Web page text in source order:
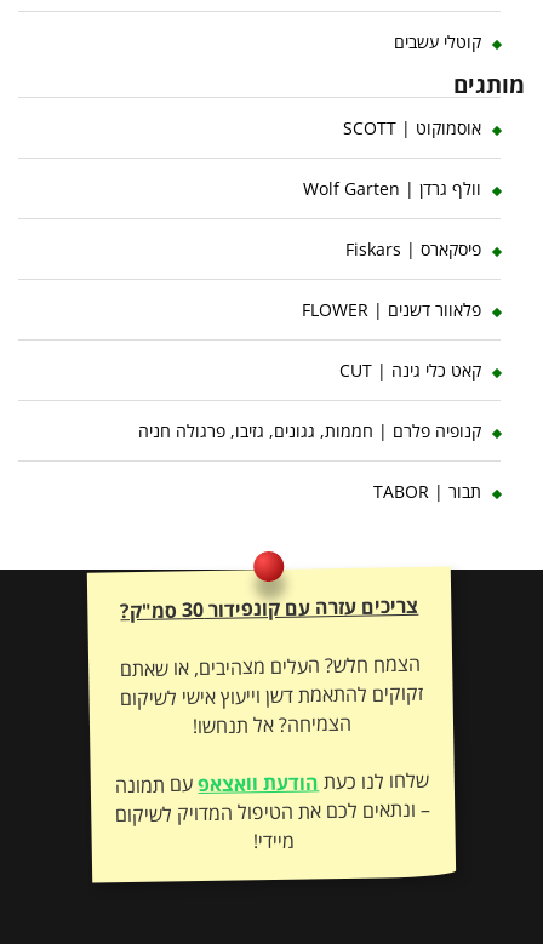
קוטלי עשבים
מותגים
אוסמוקוט | SCOTT
וולף גרדן | Wolf Garten
פיסקארס | Fiskars
פלאוור דשנים | FLOWER
קאט כלי גינה | CUT
קנופיה פלרם | חממות, גגונים, גזיבו, פרגולה חניה
תבור | TABOR
צריכים עזרה עם קונפידור 30 סמ"ק?
הצמח חלש? העלים מצהיבים, או שאתם
זקוקים להתאמת דשן וייעוץ אישי לשיקום
הצמיחה? אל תנחשו!
שלחו לנו כעתהודעת וואצאפעם תמונה
– ונתאים לכם את הטיפול המדויק לשיקום
מיידי!